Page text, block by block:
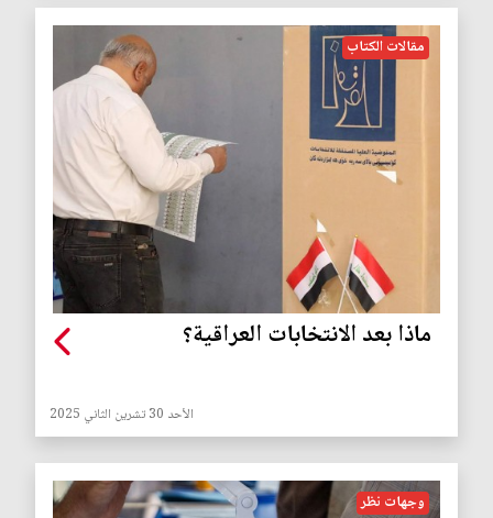
مقالات الكتاب
ماذا بعد الانتخابات العراقية؟
الأحد 30 تشرين الثاني 2025
وجهات نظر